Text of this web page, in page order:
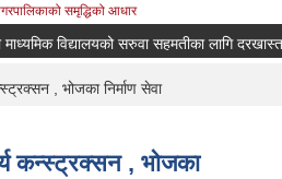
समृद्धिको आधार
विद्यालयको सरुवा सहमतीका लागि दरखास्त
, भोजका निर्माण सेवा
कन्स्ट्रक्सन , भोजका